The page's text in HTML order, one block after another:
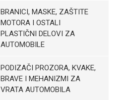
BRANICI, MASKE, ZAŠTITE
MOTORA I OSTALI
PLASTIČNI DELOVI ZA
AUTOMOBILE
PODIZAČI PROZORA, KVAKE,
BRAVE I MEHANIZMI ZA
VRATA AUTOMOBILA